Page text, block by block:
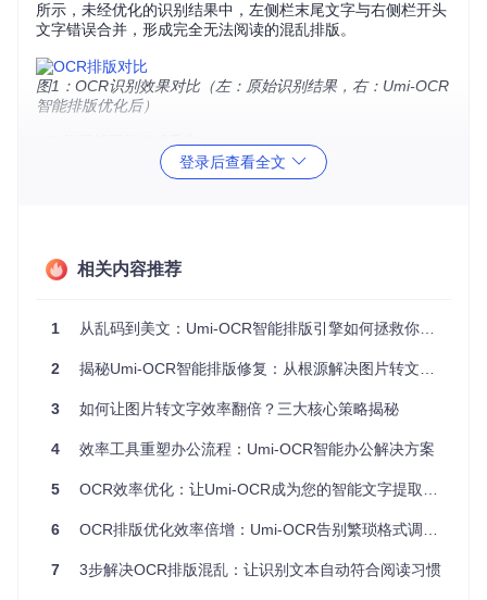
所示，未经优化的识别结果中，左侧栏末尾文字与右侧栏开头
文字错误合并，形成完全无法阅读的混乱排版。
图1：OCR识别效果对比（左：原始识别结果，右：Umi-OCR
智能排版优化后）
1.2 代码截图的格式丢失
程序员经常需要将代码截图转换为可编辑文本，但普通OCR工
1.3 多语言混排的错乱
CR工具难以正确判断文本方向和阅读顺序，特别是竖排日文
测、语义分析和格式重构三个步骤实现精准排版：
graph TD
    B --> C{文本块分类}
登录后查看全文
相关内容推荐
1 从乱码到美文：Umi-OCR智能排版引擎如何拯救你的OCR文本格式
2 揭秘Umi-OCR智能排版修复：从根源解决图片转文字格式混乱难题
3 如何让图片转文字效率翻倍？三大核心策略揭秘
4 效率工具重塑办公流程：Umi-OCR智能办公解决方案
5 OCR效率优化：让Umi-OCR成为您的智能文字提取助手
6 OCR排版优化效率倍增：Umi-OCR告别繁琐格式调整指南
7 3步解决OCR排版混乱：让识别文本自动符合阅读习惯